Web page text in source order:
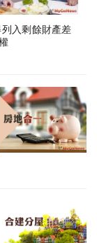
入剩餘財產差